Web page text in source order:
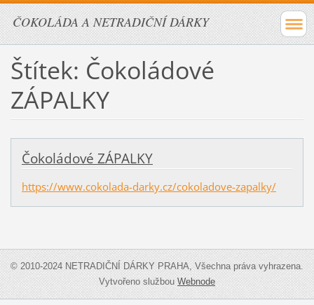
ČOKOLÁDA A NETRADIČNÍ DÁRKY
Štítek: Čokoládové
ZÁPALKY
Čokoládové ZÁPALKY
https://www.cokolada-darky.cz/cokoladove-zapalky/
© 2010-2024 NETRADIČNÍ DÁRKY PRAHA, Všechna práva vyhrazena.
Vytvořeno službouWebnode